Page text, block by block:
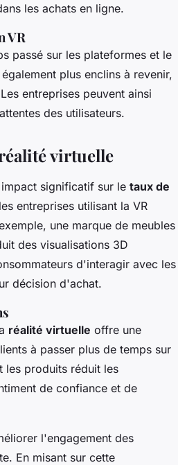
les achats en ligne.
VR
passé sur les plateformes et le
plus enclins à revenir,
entreprises peuvent ainsi
des utilisateurs.
virtuelle
significatif sur le taux de
entreprises utilisant la VR
une marque de meubles
des visualisations 3D
d'interagir avec les
décision d'achat.
réalité virtuelle offre une
à passer plus de temps sur
les produits réduit les
de confiance et de
l'engagement des
En misant sur cette